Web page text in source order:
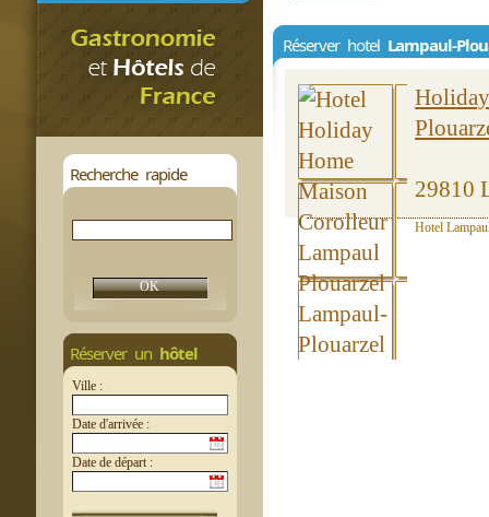
Recherche rapide
Réserver un hôtel
Ville :
Date d'arrivée :
Date de départ :
Réserver hotel Lampaul-
29810
Hotel